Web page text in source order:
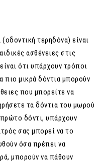
τερηδόνα) είναι
ασθένειες στις
ότι υπάρχουν τρόποι
πιο μικρά δόντια μπορούν
που μπορείτε να
τα δόντια του μωρού
δόντι, υπάρχουν
σας μπορεί να το
όσα πρέπει να
μπορούν να πάθουν